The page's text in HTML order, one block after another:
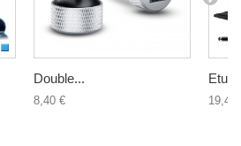
Double...
8,40 €
Etui
19,40